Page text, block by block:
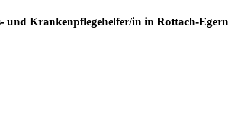
und Krankenpflegehelfer/in in Rottach-Egern